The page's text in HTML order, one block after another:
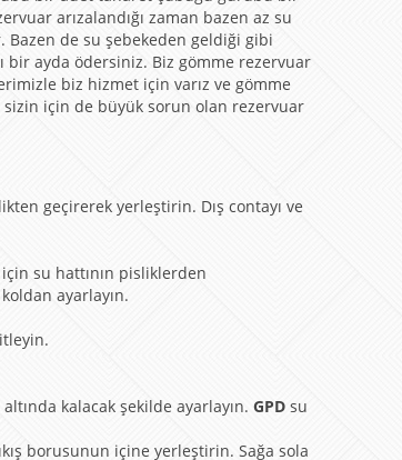
arızalandığı zaman bazen az su
Bazen de su şebekeden geldiği gibi
bir ayda ödersiniz. Biz gömme rezervuar
biz hizmet için varız ve gömme
sizin için de büyük sorun olan rezervuar
geçirerek yerleştirin. Dış contayı ve
su hattının pisliklerden
ayarlayın.
kalacak şekilde ayarlayın. GPD su
borusunun içine yerleştirin. Sağa sola